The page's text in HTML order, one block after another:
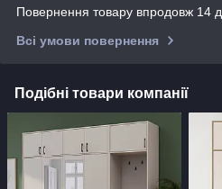
Повернення товару впродовж 14
Всі умови повернення
Подібні товари компанії